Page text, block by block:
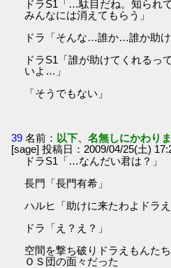
ドラS1「…駄目だね。知られ
みんなには消えてもらう」
ドラ「そんな…誰か…誰か助
ドラS1「誰が助けてくれるっ
いよ…」
「そうでもない」
39 名前： 以下、名無しにかわり
[sage] 投稿日：2009/04/25(土)
ドラS1「…なんだい君は？」
長門「長門有希」
ハルヒ「助けに来たわよドラえ
ドラ「え？え？」
空間を撃ち破りドラえもんた
ＯＳ団の面々だった